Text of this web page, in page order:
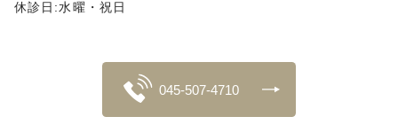
休診日:水曜・祝日
045-507-4710